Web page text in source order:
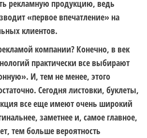
рекламную продукцию, ведь
«первое впечатление» на
клиентов.
компании? Конечно, в век
практически все выбирают
И, тем не менее, этого
Сегодня листовки, буклеты,
все еще имеют очень широкий
заметнее и, самое главное,
тем больше вероятность